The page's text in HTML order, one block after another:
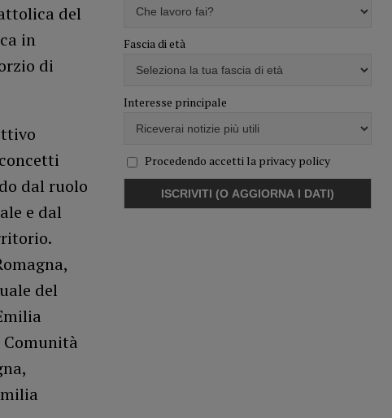
del
in
di
dal ruolo
e dal
del
Comunità
Fascia di età
Interesse principale
Procedendo accetti la privacy policy